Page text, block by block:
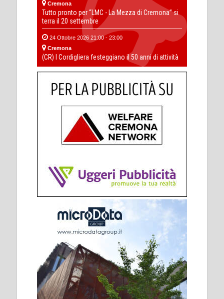
Cremona
Tutto pronto per “LMC - La Mezza di Cremona” si
terra il 20 settembre
24 Ottobre 2026 21:00 - 23:00
Cremona
(CR) I Cordigliera festeggiano il 50 anni di attività